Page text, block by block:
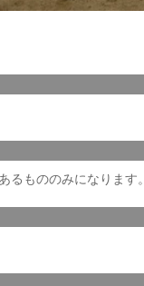
るもののみになります。